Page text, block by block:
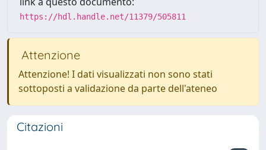
https://hdl.handle.net/11379/505811
Attenzione
Attenzione! I dati visualizzati non sono stati
sottoposti a validazione da parte dell'ateneo
Citazioni